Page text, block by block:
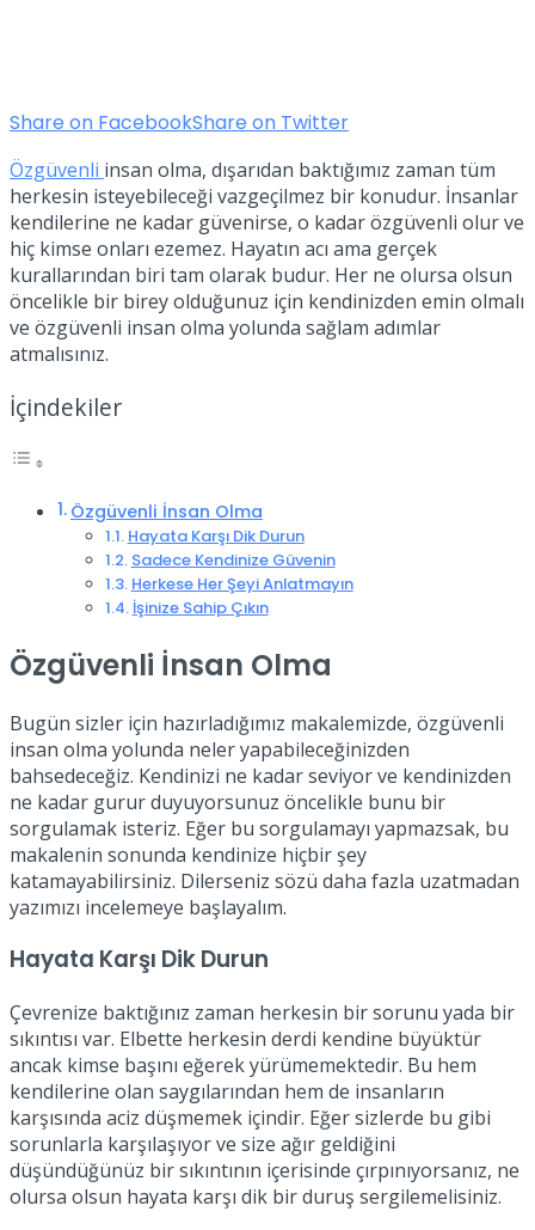
Share on FacebookShare on Twitter
Özgüvenli insan olma, dışarıdan baktığımız zaman tüm
herkesin isteyebileceği vazgeçilmez bir konudur. İnsanlar
kendilerine ne kadar güvenirse, o kadar özgüvenli olur ve
hiç kimse onları ezemez. Hayatın acı ama gerçek
kurallarından biri tam olarak budur. Her ne olursa olsun
öncelikle bir birey olduğunuz için kendinizden emin olmalı
ve özgüvenli insan olma yolunda sağlam adımlar
atmalısınız.
İçindekiler
Özgüvenli İnsan Olma
Hayata Karşı Dik Durun
Sadece Kendinize Güvenin
Herkese Her Şeyi Anlatmayın
İşinize Sahip Çıkın
Özgüvenli İnsan Olma
Bugün sizler için hazırladığımız makalemizde, özgüvenli
insan olma yolunda neler yapabileceğinizden
bahsedeceğiz. Kendinizi ne kadar seviyor ve kendinizden
ne kadar gurur duyuyorsunuz öncelikle bunu bir
sorgulamak isteriz. Eğer bu sorgulamayı yapmazsak, bu
makalenin sonunda kendinize hiçbir şey
katamayabilirsiniz. Dilerseniz sözü daha fazla uzatmadan
yazımızı incelemeye başlayalım.
Hayata Karşı Dik Durun
Çevrenize baktığınız zaman herkesin bir sorunu yada bir
sıkıntısı var. Elbette herkesin derdi kendine büyüktür
ancak kimse başını eğerek yürümemektedir. Bu hem
kendilerine olan saygılarından hem de insanların
karşısında aciz düşmemek içindir. Eğer sizlerde bu gibi
sorunlarla karşılaşıyor ve size ağır geldiğini
düşündüğünüz bir sıkıntının içerisinde çırpınıyorsanız, ne
olursa olsun hayata karşı dik bir duruş sergilemelisiniz.